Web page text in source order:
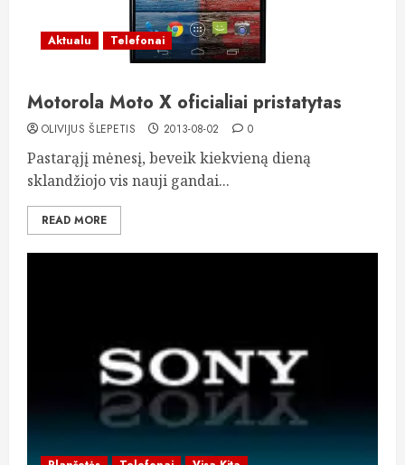
Aktualu Telefonai
Motorola Moto X oficialiai pristatytas
OLIVIJUS ŠLEPETIS 2013-08-02 0
Pastarąjį mėnesį, beveik kiekvieną dieną
sklandžiojo vis nauji gandai...
READ MORE